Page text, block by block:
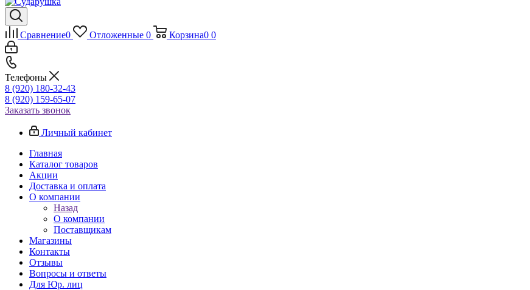
Сравнение0 Отложенные 0 Корзина0 0
Телефоны
8 (920) 180-32-43
8 (920) 159-65-07
Заказать звонок
Личный кабинет
Главная
Каталог товаров
Акции
Доставка и оплата
О компании
Назад
О компании
Поставщикам
Магазины
Контакты
Отзывы
Вопросы и ответы
Для Юр. лиц